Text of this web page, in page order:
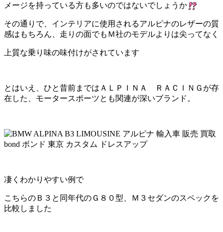
メージを持っている方も多いのではないでしょうか
その通りで、インテリアに使用されるアルピナのレザーの質
感はもちろん、走りの面でもＭ社のモデルよりは尖ってなく
上質な乗り味の味付けがされています
とはいえ、ひと昔前まではＡＬＰＩＮＡ ＲＡＣＩＮＧが存
在した、モータースポーツとも関連が深いブランド。
凄くわかりやすい例で
こちらのＢ３と同年代のＧ８０型、Ｍ３セダンのスペックを
比較しました